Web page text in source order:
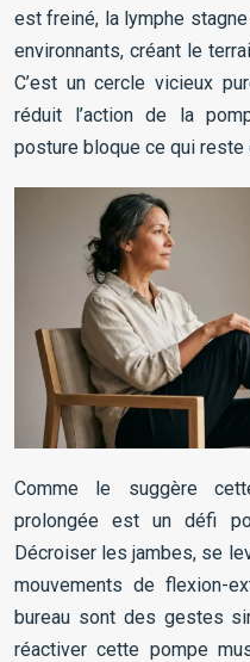
est freiné, la lymphe
environnants, créant le
C’est un cercle vicieux
réduit l’action de la
posture bloque ce qui reste
Comme le suggère
prolongée est un défi
Décroiser les jambes, se
mouvements de flexion-
bureau sont des gestes
réactiver cette pompe